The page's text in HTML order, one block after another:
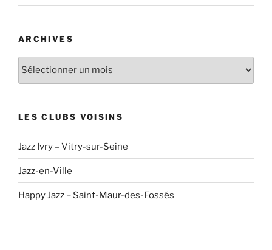
ARCHIVES
Archives
LES CLUBS VOISINS
Jazz Ivry – Vitry-sur-Seine
Jazz-en-Ville
Happy Jazz – Saint-Maur-des-Fossés